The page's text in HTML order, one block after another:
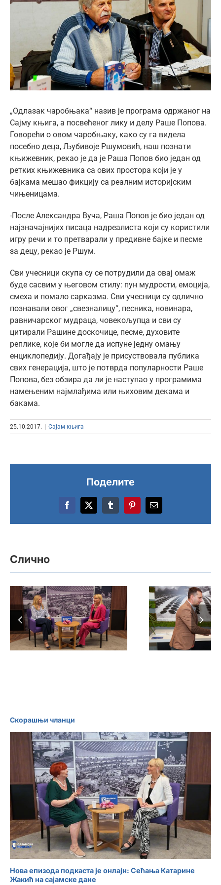
ћир
„Одлазак чаробњака“ назив је програма одржаног на
Сајму књига, а посвећеног лику и делу Раше Попова.
Говорећи о овом чаробњаку, како су га видела
посебно деца, Љубивоје Ршумовић, наш познати
књижевник, рекао је да је Раша Попов био један од
ретких књижевника са ових простора који је у
бајкама мешао фикцију са реалним историјским
чињеницама.
-После Александра Вуча, Раша Попов је био један од
најзначајнијих писаца надреалиста који су користили
игру речи и то претварали у предивне бајке и песме
за децу, рекао је Ршум.
Сви учесници скупа су се потрудили да овај омаж
буде сасвим у његовом стилу: пун мудрости, емоција,
смеха и помало сарказма. Сви учесници су одлично
познавали овог „свезналицу“, песника, новинара,
равничарског мудраца, човекољупца и сви су
цитирали Рашине доскочице, песме, духовите
реплике, које би могле да испуне једну омању
енциклопедију. Догађају је присуствовала публика
свих генерација, што је потврда популарности Раше
Попова, без обзира да ли је наступао у програмима
намењеним најмлађима или њиховим декама и
бакама.
25.10.2017. Сајам књига
Поделите
Facebook
X TumblrPinterestEmail
Слично
Београдског сајма
иза кулиса
великог културног
догађаја: Сајам
Тунис
гост Сајма
одржан
о
Скорашњи чланци
Нова епизода подкаста је онлајн: Сећања Катарине
Жакић на сајамске дане